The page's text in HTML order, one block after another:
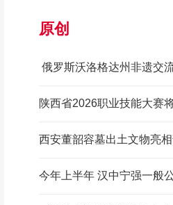
原创
俄罗斯沃洛格达州非遗交
陕西省2026职业技能大赛
西安董韶容墓出土文物亮